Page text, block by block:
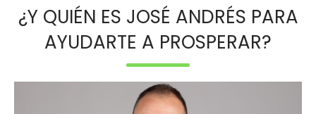
¿Y QUIÉN ES JOSÉ ANDRÉS PARA
AYUDARTE A PROSPERAR?